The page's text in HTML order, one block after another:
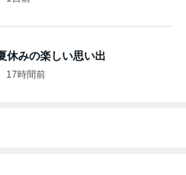
休みの楽しい思い出
17時間前